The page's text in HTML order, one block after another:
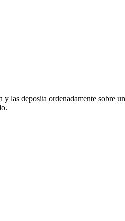
deposita ordenadamente sobre